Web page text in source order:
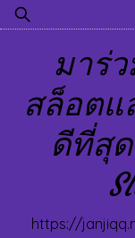
Skip
to
ค้นหา
สำหรับ:
มาร่
สล็อตแ
ดีที่สุ
https://